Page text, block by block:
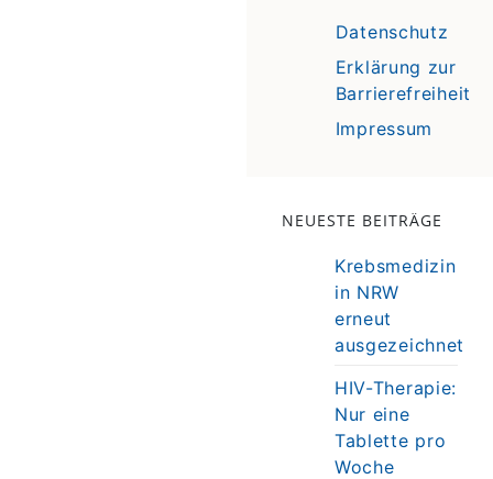
Datenschutz
Erklärung zur
Barrierefreiheit
Impressum
NEUESTE BEITRÄGE
Krebsmedizin
in NRW
erneut
ausgezeichnet
HIV-Therapie:
Nur eine
Tablette pro
Woche